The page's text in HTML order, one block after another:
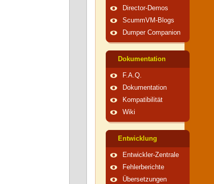
Director-Demos
ScummVM-Blogs
Dumper Companion
Dokumentation
F.A.Q.
Dokumentation
Kompatibilität
Wiki
Entwicklung
Entwickler-Zentrale
Fehlerberichte
Übersetzungen